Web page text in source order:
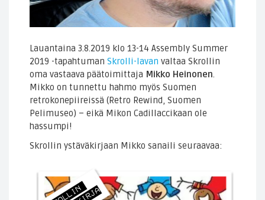
Lauantaina 3.8.2019 klo 13-14 Assembly Summer
2019 -tapahtuman Skrolli-lavan valtaa Skrollin
oma vastaava päätoimittaja Mikko Heinonen.
Mikko on tunnettu hahmo myös Suomen
retrokonepiireissä (Retro Rewind, Suomen
Pelimuseo) – eikä Mikon Cadillaccikaan ole
hassumpi!
Skrollin ystäväkirjaan Mikko sanaili seuraavaa: